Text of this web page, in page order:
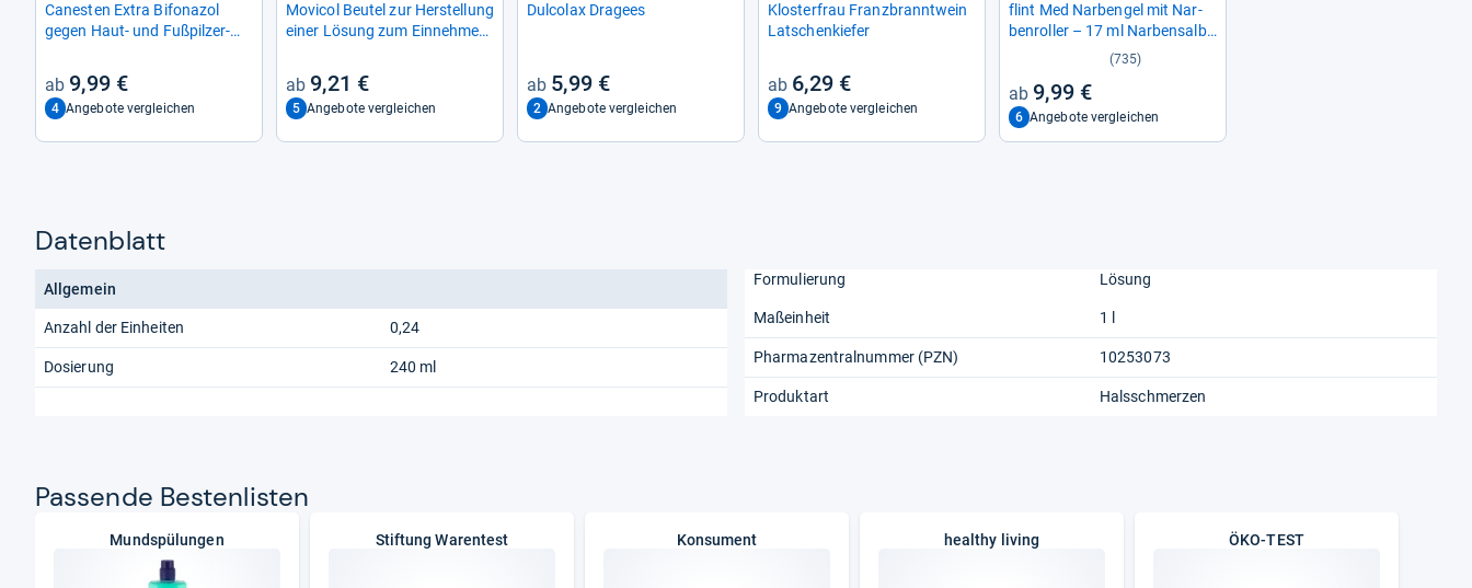
Canes­ten Extra Bifona­zol
gegen Haut-​ und Fuß­pil­zer­
9,99 €
4 Angebote vergleichen
Movi­col Beu­tel zur Her­stel­lung
einer Lösung zum Ein­neh­men
9,21 €
5 Angebote vergleichen
Dul­co­lax Dra­gees
5,99 €
2 Angebote vergleichen
Klos­ter­frau Franz­brannt­wein
Lat­schen­kie­fer
6,29 €
9 Angebote vergleichen
flint Med Nar­ben­gel mit Nar­
ben­rol­ler – 17 ml Nar­ben­salbe
für geschmei­di­gere und glat­
(735)
9,99 €
6 Angebote vergleichen
Datenblatt
Allgemein
Anzahl der Einheiten 0,24
Dosierung 240 ml
Formulierung Lösung
Maßeinheit 1 l
Pharmazentralnummer (PZN) 10253073
Produktart Halsschmerzen
Pas­sende Bes­ten­lis­ten
Mundspülungen Stiftung Warentest Konsument healthy living ÖKO-TEST